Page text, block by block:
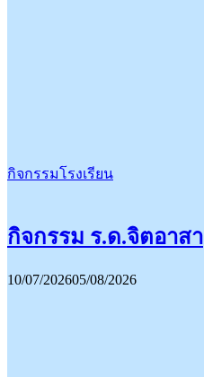
กิจกรรมโรงเรียน
กิจกรรม ร.ด.จิตอาสา
10/07/202605/08/2026